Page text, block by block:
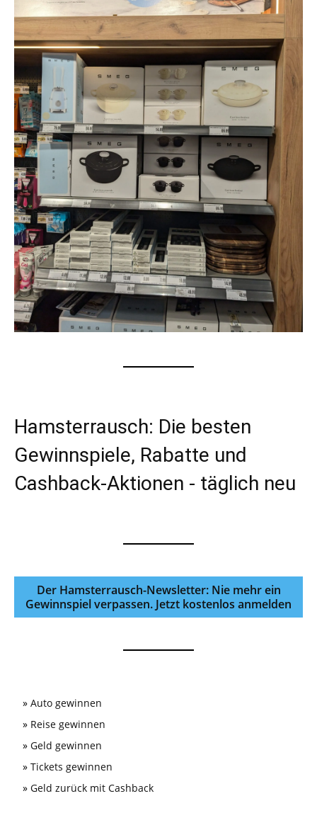
Hamsterrausch: Die besten
Gewinnspiele, Rabatte und
Cashback-Aktionen - täglich neu
Der Hamsterrausch-Newsletter: Nie mehr ein
Gewinnspiel verpassen. Jetzt kostenlos anmelden
» Auto gewinnen
» Reise gewinnen
» Geld gewinnen
» Tickets gewinnen
» Geld zurück mit Cashback